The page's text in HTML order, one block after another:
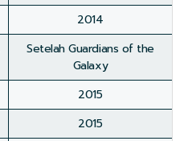
2014
Setelah Guardians of the
Galaxy
2015
2015